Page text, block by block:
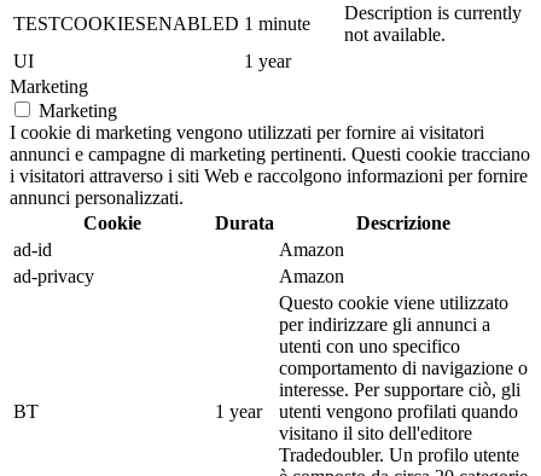
TESTCOOKIESENABLED 1 minute
Description is currently
not available.
UI
1 year
Marketing
Marketing
I cookie di marketing vengono utilizzati per fornire ai visitatori
annunci e campagne di marketing pertinenti. Questi cookie tracciano
i visitatori attraverso i siti Web e raccolgono informazioni per fornire
annunci personalizzati.
Cookie
Durata
Descrizione
ad-id
Amazon
ad-privacy
Amazon
BT 1 year
Questo cookie viene utilizzato
per indirizzare gli annunci a
utenti con uno specifico
comportamento di navigazione o
interesse. Per supportare ciò, gli
utenti vengono profilati quando
visitano il sito dell'editore
Tradedoubler. Un profilo utente